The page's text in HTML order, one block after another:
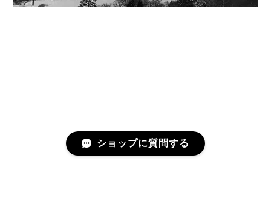
ショップに質問する